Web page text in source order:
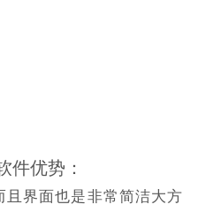
件优势：
界面也是非常简洁大方